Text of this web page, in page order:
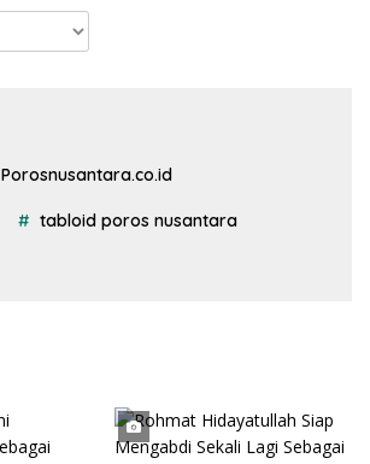
Porosnusantara.co.id
tabloid poros nusantara